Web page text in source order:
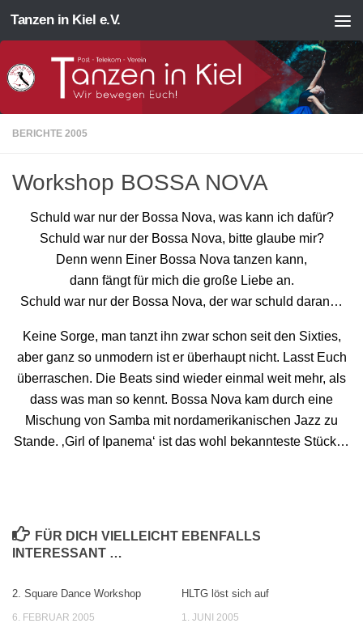
Zum Inhalt springen
Tanzen in Kiel e.V.
BERICHTE 2005
Workshop BOSSA NOVA
Schuld war nur der Bossa Nova, was kann ich dafür?
Schuld war nur der Bossa Nova, bitte glaube mir?
Denn wenn Einer Bossa Nova tanzen kann,
dann fängt für mich die große Liebe an.
Schuld war nur der Bossa Nova, der war schuld daran…
Keine Sorge, man tanzt ihn zwar schon seit den Sixties,
aber ganz so unmodern ist er überhaupt nicht. Lasst Euch
überraschen. Die Beats sind wieder einmal weit mehr, als
dass was man so kennt. Bossa Nova kam durch eine
Mischung von Samba mit nordamerikanischen Jazz zu
Stande. ‚Girl of Ipanema‘ ist das wohl bekannteste Stück…
FÜR DICH VIELLEICHT EBENFALLS
INTERESSANT …
2. Square Dance Workshop
6. FEBRUAR 2005
HLTG löst sich auf
1. JUNI 2005